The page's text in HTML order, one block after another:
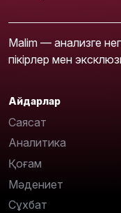
Malim — анализге
пікірлер мен
Айдарлар
Саясат
Аналитика
Қоғам
Мәдениет
Сұхбат